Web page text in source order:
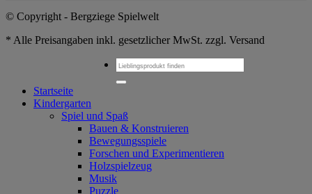
© Copyright - Bergziege Spielwelt
* Alle Preisangaben inkl. gesetzlicher MwSt. zzgl. Versand
Suchen
Startseite
Kindergarten
Spiel und Spaß
Bauen & Konstruieren
Bewegungsspiele
Forschen und Experimentieren
Holzspielzeug
Musik
Puzzle